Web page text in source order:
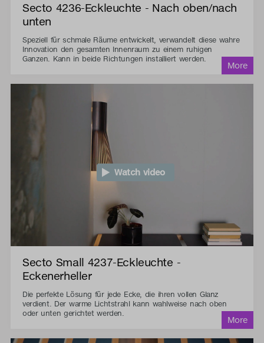
Secto 4236-Eckleuchte - Nach oben/nach
unten
Speziell für schmale Räume entwickelt, verwandelt diese wahre
Innovation den gesamten Innenraum zu einem ruhigen
Ganzen. Kann in beide Richtungen installiert werden.
Watch video
Secto Small 4237-Eckleuchte -
Eckenerheller
Die perfekte Lösung für jede Ecke, die ihren vollen Glanz
verdient. Der warme Lichtstrahl kann wahlweise nach oben
oder unten gerichtet werden.